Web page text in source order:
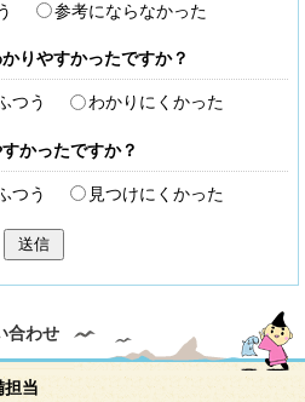
参考にならなかった
りやすかったですか？
つう わかりにくかった
かったですか？
つう 見つけにくかった
送信
合わせ
担当